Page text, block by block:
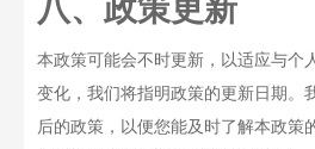
八、政策更新
本政策可能会不时更新，以适应与个
变化，我们将指明政策的更新日期。
后的政策，以便您能及时了解本政策